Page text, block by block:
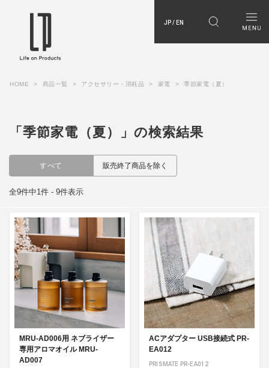
JP / EN
HOME 商品一覧 アクセサリー・消耗品 家電 季節家電（夏）
「季節家電（夏）」の検索結果
すべて 販売終了商品を除く
全9件中1件 - 9件表示
MRU-AD006用 ネブライザー
専用アロマオイル MRU-
AD007
ACアダプター USB接続式 PR-
EA012
PRISMATE PR-EA012